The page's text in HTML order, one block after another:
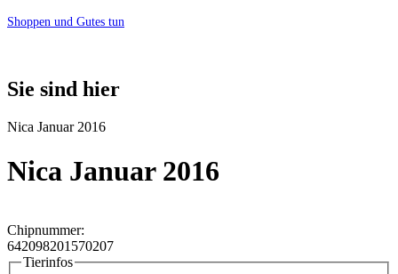
Shoppen und Gutes tun
Sie sind hier
Nica Januar 2016
Nica Januar 2016
Chipnummer:
642098201570207
Tierinfos